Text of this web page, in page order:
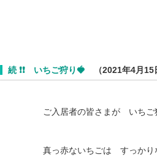
続 ❗❗ いちご狩り🍓 （2021年4月15
ご入居者の皆さまが いちご狩
真っ赤ないちごは すっかりな